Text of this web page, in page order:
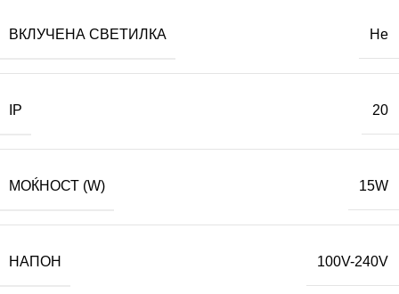
ВКЛУЧЕНА СВЕТИЛКА Не
IP 20
МОЌНОСТ (W) 15W
НАПОН 100V-240V